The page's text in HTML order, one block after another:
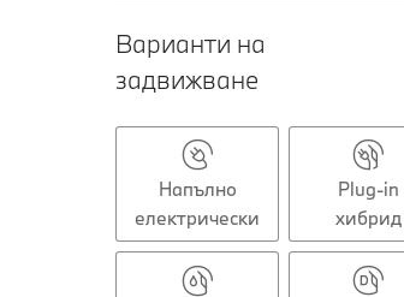
Варианти на
задвижване
Напълно
електрически
Plug-in
хибрид